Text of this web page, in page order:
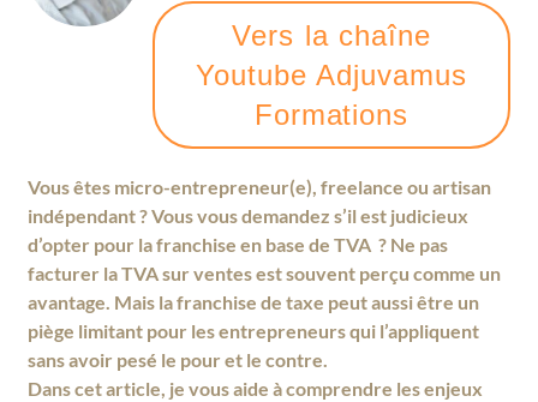
Vers la chaîne
Youtube Adjuvamus
Formations
Vous êtes micro-entrepreneur(e), freelance ou artisan
indépendant ? Vous vous demandez s’il est judicieux
d’opter pour la franchise en base de TVA ? Ne pas
facturer la TVA sur ventes est souvent perçu comme un
avantage. Mais la franchise de taxe peut aussi être un
piège limitant pour les entrepreneurs qui l’appliquent
sans avoir pesé le pour et le contre.
Dans cet article, je vous aide à comprendre les enjeux